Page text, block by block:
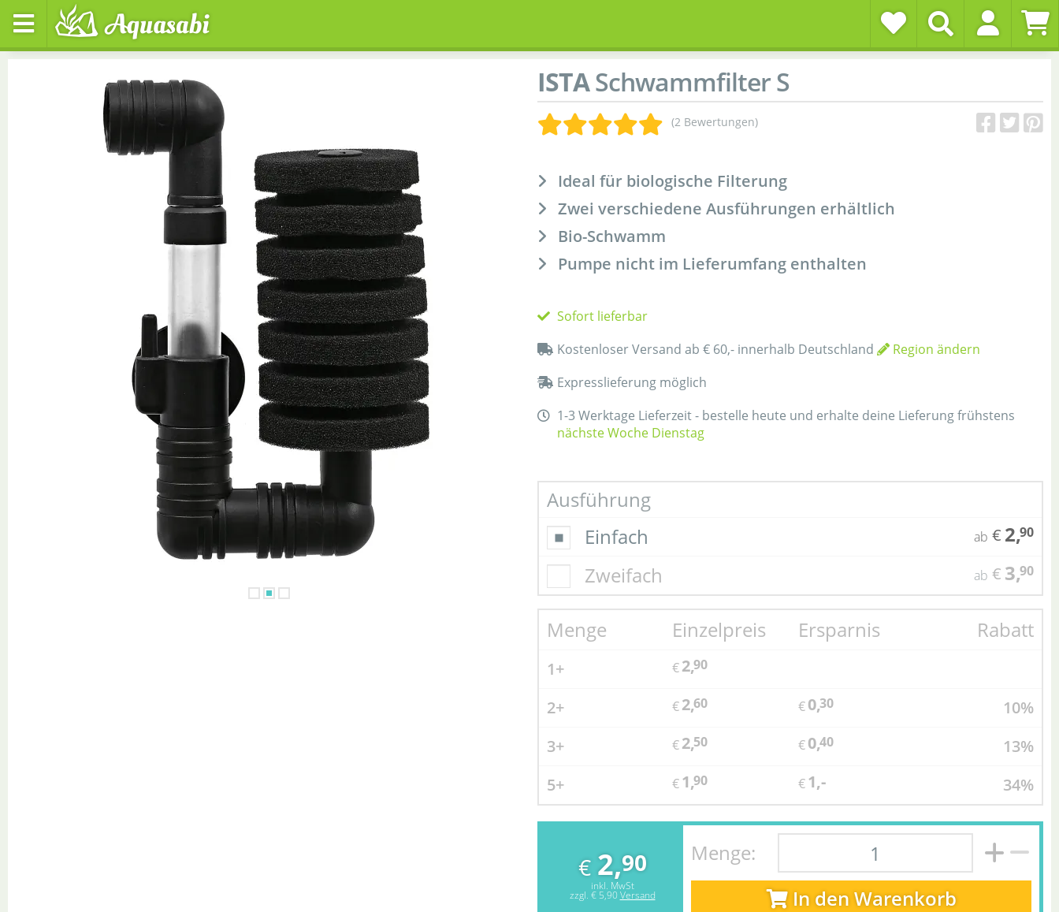
ISTASchwammfilter S
(2 Bewertungen)
Ideal für biologische Filterung
Zwei verschiedene Ausführungen erhältlich
Bio-Schwamm
Pumpe nicht im Lieferumfang enthalten
Sofort lieferbar
Kostenloser Versand ab € 60,- innerhalb Deutschland
Region ändern
Expresslieferung möglich
1-3 Werktage Lieferzeit - bestelle heute und erhalte deine Lieferung frühstens
nächste Woche Dienstag
Ausführung
Einfach
ab € 2,90
Zweifach ab € 3,90
Menge Einzelpreis Ersparnis Rabatt
1+ €2,90
2+ €2,60 €0,30
10%
3+
€2,50 €0,40
13%
5+
€1,90 €1,- 34%
€ 2,90
inkl. MwSt
zzgl. € 5,90 Versand
Menge:
In den Warenkorb